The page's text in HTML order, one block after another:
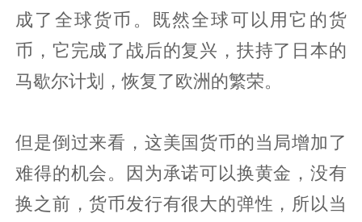
成了全球货币。既然全球可以用它的货
币，它完成了战后的复兴，扶持了日本的
马歇尔计划，恢复了欧洲的繁荣。
但是倒过来看，这美国货币的当局增加了
难得的机会。因为承诺可以换黄金，没有
换之前，货币发行有很大的弹性，所以当